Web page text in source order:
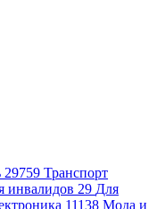
29759 Транспорт
инвалидов 29 Для
11138 Мода и